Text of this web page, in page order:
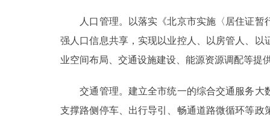
人口管理。以落实《北京市实施〈居住证暂
强人口信息共享，实现以业控人、以房管人、
业空间布局、交通设施建设、能源资源调配等提
交通管理。建立全市统一的综合交通服务大
支撑路侧停车、出行导引、畅通道路微循环等